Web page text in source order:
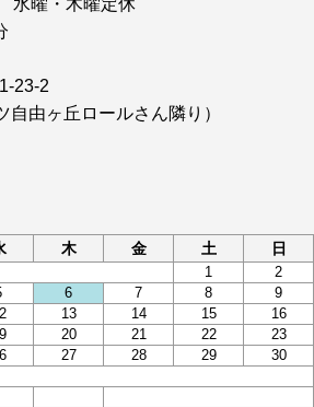
曜・木曜定休
23-2
由ヶ丘ロールさん隣り）
木 金 土 日
1
2
6 7 8
9
13 14 15
16
20 21 22
23
27 28 29
30